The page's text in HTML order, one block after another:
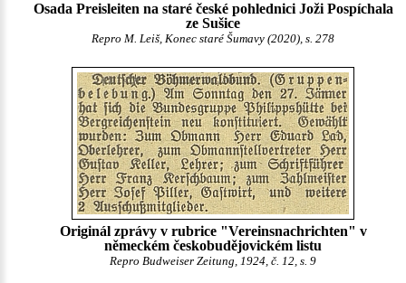
Osada Preisleiten na staré české pohlednici Joži Pospíchala
ze Sušice
Repro M. Leiš, Konec staré Šumavy (2020), s. 278
Originál zprávy v rubrice "Vereinsnachrichten" v
německém českobudějovickém listu
Repro Budweiser Zeitung, 1924, č. 12, s. 9